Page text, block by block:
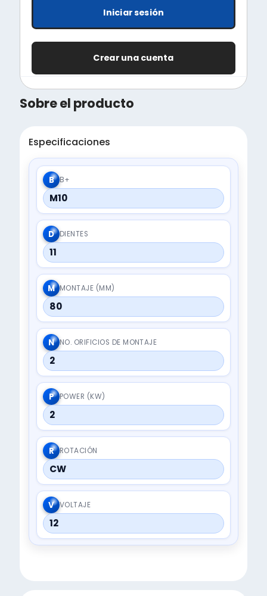
Iniciar sesión
Crear una cuenta
Sobre el producto
Especificaciones
B B+
M10
D DIENTES
11
M MONTAJE (MM)
80
N NO. ORIFICIOS DE MONTAJE
2
P POWER (KW)
2
R ROTACIÓN
CW
V VOLTAJE
12